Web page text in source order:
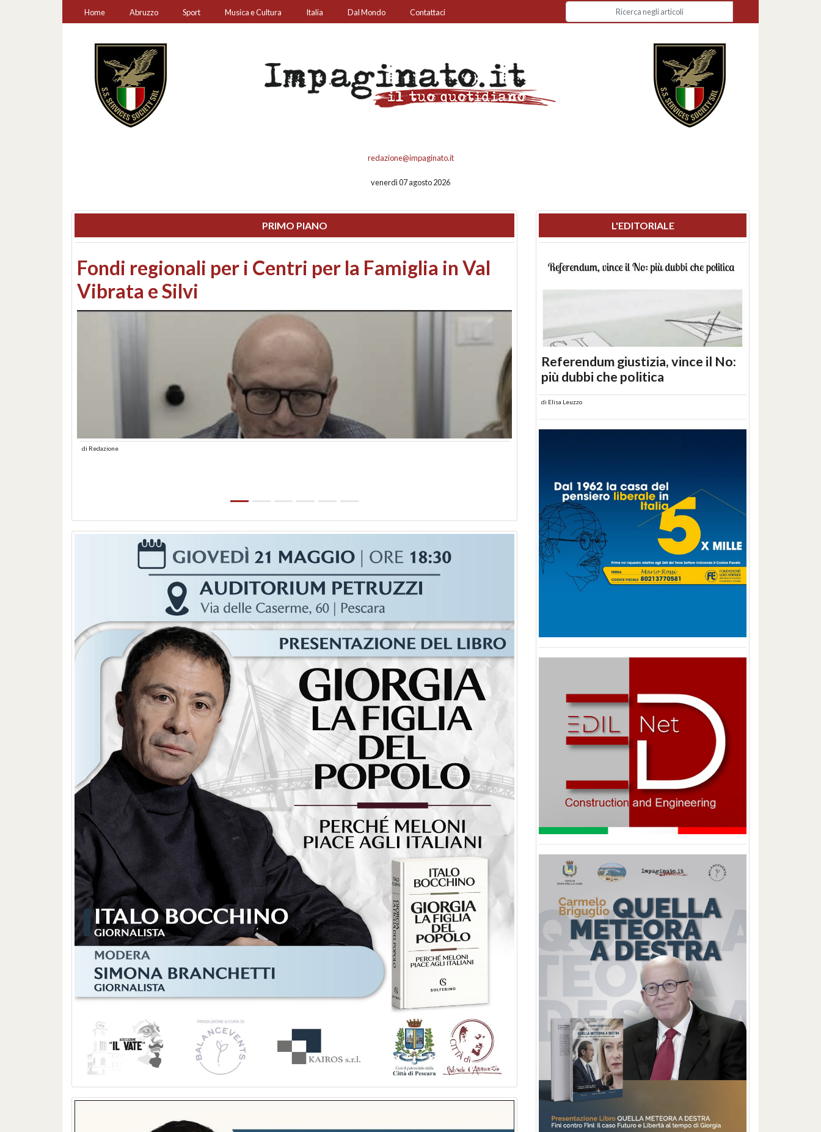
Home Abruzzo Sport Musica e Cultura Italia Dal Mondo Contattaci
redazione@impaginato.it
venerdì 07 agosto 2026
PRIMO PIANO
Montesilvano, sequestrato un chiosco sul
lungomare: contestati abusi edilizi e occupazione
abusiva
L'EDITORIALE
Referendum giustizia, vince il No:
più dubbi che politica
di Elisa Leuzzo